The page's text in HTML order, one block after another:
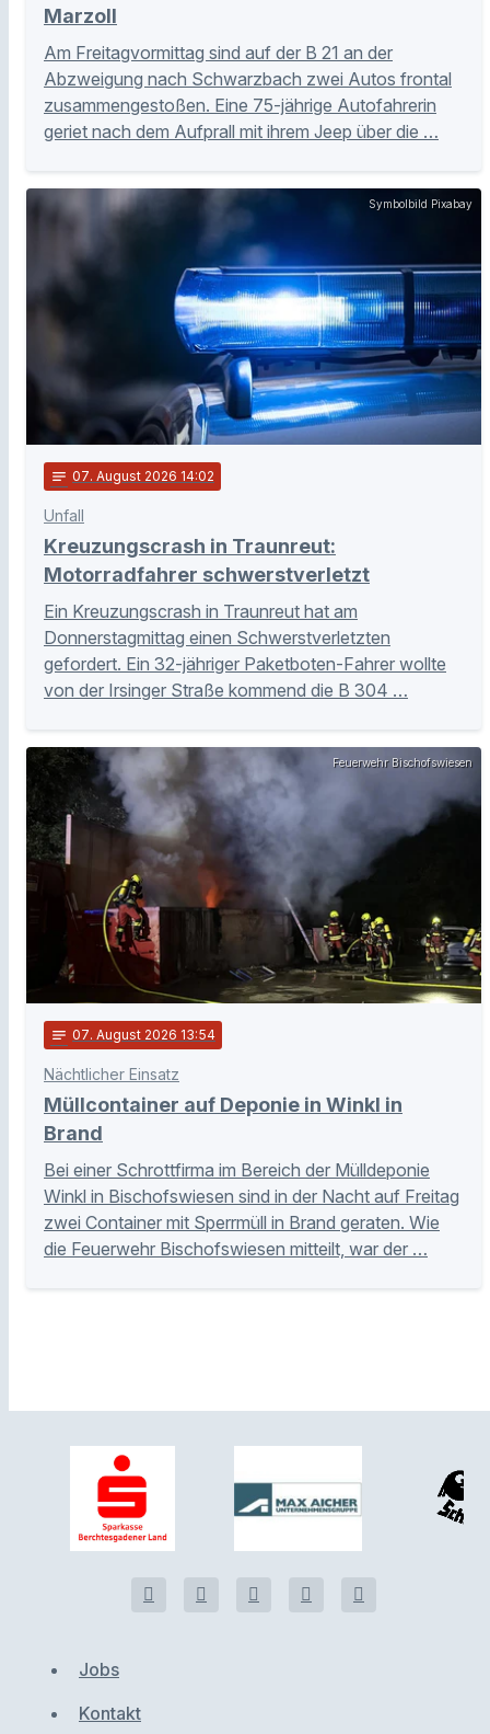
Marzoll
Am Freitagvormittag sind auf der B 21 an der
Abzweigung nach Schwarzbach zwei Autos frontal
zusammengestoßen. Eine 75-jährige Autofahrerin
geriet nach dem Aufprall mit ihrem Jeep über die …
Symbolbild Pixabay
notes 07. August 2026 14:02
Unfall
Kreuzungscrash in Traunreut:
Motorradfahrer schwerstverletzt
Ein Kreuzungscrash in Traunreut hat am
Donnerstagmittag einen Schwerstverletzten
gefordert. Ein 32-jähriger Paketboten-Fahrer wollte
von der Irsinger Straße kommend die B 304 …
Feuerwehr Bischofswiesen
notes 07. August 2026 13:54
Nächtlicher Einsatz
Müllcontainer auf Deponie in Winkl in
Brand
Bei einer Schrottfirma im Bereich der Mülldeponie
Winkl in Bischofswiesen sind in der Nacht auf Freitag
zwei Container mit Sperrmüll in Brand geraten. Wie
die Feuerwehr Bischofswiesen mitteilt, war der …
Jobs
Kontakt